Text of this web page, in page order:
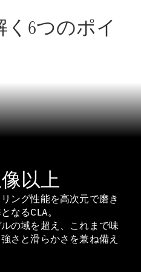
ドモデル
く6つのポイ
以上
ング性能を高次元で磨き
なるCLA。
の域を超え、これまで味
さと滑らかさを兼ね備え